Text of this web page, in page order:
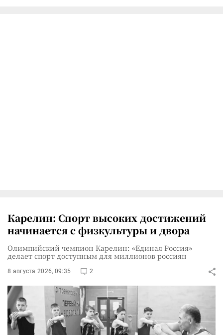
Карелин: Спорт высоких достижений
начинается с физкультуры и двора
Олимпийский чемпион Карелин: «Единая Россия»
делает спорт доступным для миллионов россиян
8 августа 2026, 09:35 2